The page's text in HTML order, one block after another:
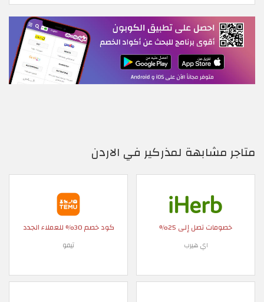
متاجر مشابهة لمذركير في الاردن
خصومات تصل إلى 25%
اي هيرب
كود خصم 30% للعملاء الجدد
تيمو